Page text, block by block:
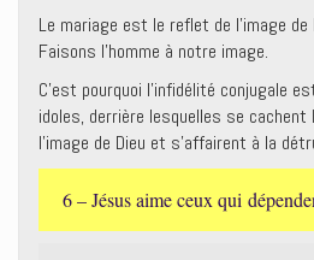
Le mariage est le reflet de l’image de
Faisons l’homme à notre image.
C’est pourquoi l’infidélité conjugale
idoles, derrière lesquelles se
l’image de Dieu et s’affairent à la
6 – Jésus aime ceux qui